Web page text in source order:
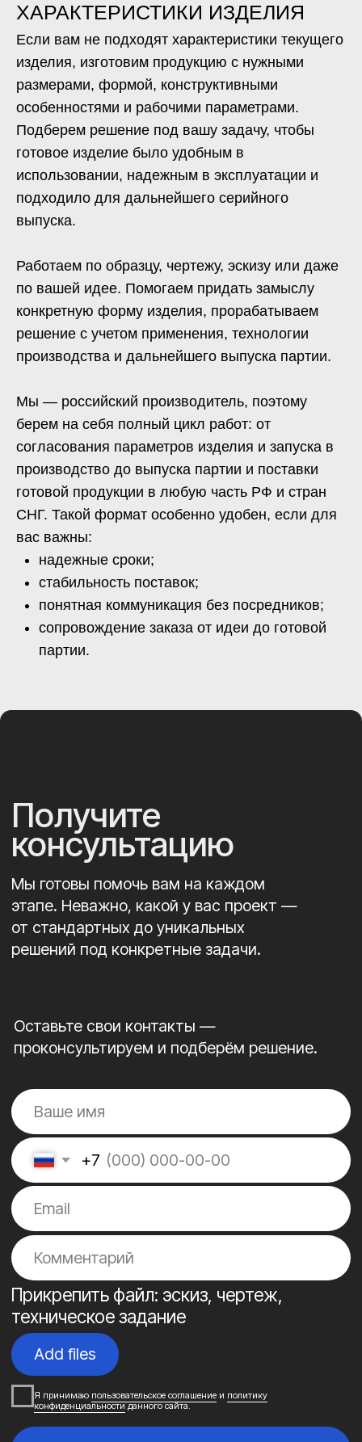
согласования параметров изделия и запуска в
производство до выпуска партии и поставки
готовой продукции в любую часть РФ и стран
вас важны:
надежные сроки;
стабильность поставок;
сопровождение заказа от идеи до готовой
партии.
Получите
консультацию
8 (920) 616-72-48
info@engcam.ru
Мы готовы помочь вам на каждом
этапе. Неважно, какой у вас проект —
от стандартных до уникальных
решений под конкретные задачи.
Евгений Мещеряков
Коммерческий директор
компании «ИнженерКАМ»
Оставьте свои контакты —
проконсультируем и подберём решение.
+7
Прикрепить файл: эскиз, чертеж,
техническое задание
Add files
Почему
обращаются к нам
01/
20+ лет опыта
Просчитываем
окупаемость
Опытная команда состоит из 15
работы с итальянскими, турецкими и
производили оборудование для авиастроения,
медицины и автомобильной промышленности.
На этапе проектирования